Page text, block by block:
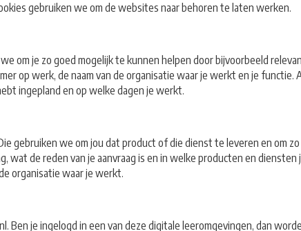
gebruiken we om de websites naar behoren te laten werken.
om je zo goed mogelijk te kunnen helpen door bijvoorbeeld
op werk, de naam van de organisatie waar je werkt en je
ingepland en op welke dagen je werkt.
gebruiken we om jou dat product of die dienst te leveren en om
wat de reden van je aanvraag is en in welke producten en
organisatie waar je werkt.
Ben je ingelogd in een van deze digitale leeromgevingen, dan